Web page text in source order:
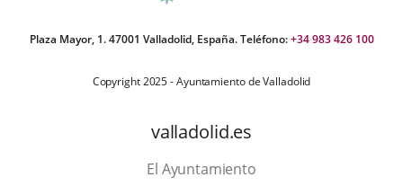
Plaza Mayor, 1. 47001 Valladolid, España. Teléfono:+34 983 426 100
Copyright 2025 - Ayuntamiento de Valladolid
valladolid.es
El Ayuntamiento